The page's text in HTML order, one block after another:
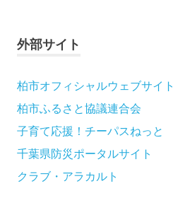
外部サイト
柏市オフィシャルウェブサイト
柏市ふるさと協議連合会
子育て応援！チーパスねっと
千葉県防災ポータルサイト
クラブ・アラカルト